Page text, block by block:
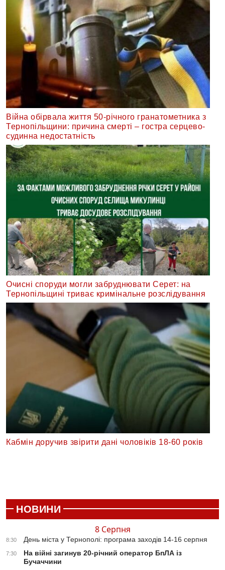
Війна обірвала життя 50-річного гранатометника з
Тернопільщини: причина смерті – гостра серцево-
судинна недостатність
Очисні споруди могли забруднювати Серет: на
Тернопільщині триває кримінальне розслідування
Кабмін доручив звірити дані чоловіків 18-60 років
НОВИНИ
8 Серпня
8:30 День міста у Тернополі: програма заходів 14-16 серпня
7:30
На війні загинув 20-річний оператор БпЛА із
Бучаччини